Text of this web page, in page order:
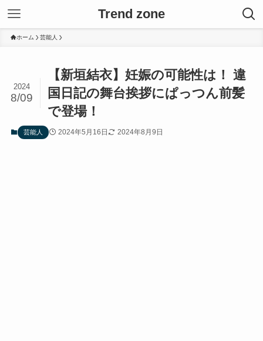
Trend zone
ホーム 芸能人
【新垣結衣】妊娠の可能性は！ 違
国日記の舞台挨拶にぱっつん前髪
で登場！
2024
8/09
芸能人 2024年5月16日 2024年8月9日